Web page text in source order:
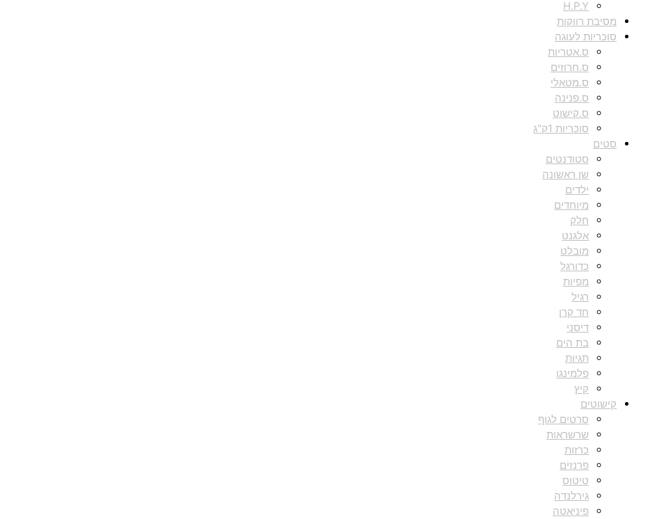
H.P.Y
מסיבת רווקות
סוכריות לעוגה
ס.אטריות
ס.חרוזים
ס.מטאלי
ס.פנינה
ס.קישוט
סוכריות 1ק"ג
סטים
סטודנטים
שן ראשונה
ילדים
מיוחדים
חלק
אלגנט
מובלט
כדורגל
מפיות
רגיל
חד קרן
דיסני
בת הים
תגיות
פלמינגו
קיץ
קישוטים
סרטים לגוף
שרשראות
כרזות
פרנזים
טיטוס
גירלנדה
פיניאטה